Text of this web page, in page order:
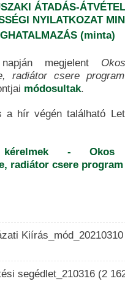
ÁTADÁS-
NYILATKOZAT
(minta)
megjelent
radiátor csere program
módosultak.
a hír végén található
- Okos
radiátor csere program
segédlet_210316 (2